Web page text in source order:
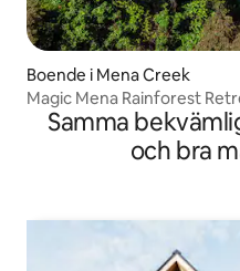
Boende i Mena Creek
Magic Mena Rainforest
Samma
och bra